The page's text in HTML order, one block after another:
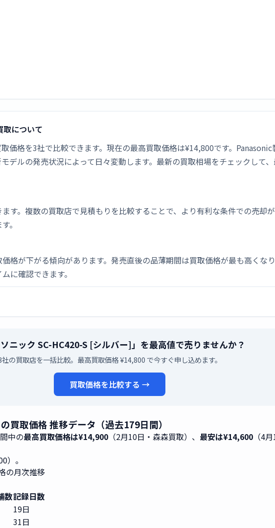
について
価格を3社で比較できます。現在の最高買取価格は¥14,800です。
デルの発売状況によって日々変動します。最新の買取相場をチェックして
す。複数の買取店で見積もりを比較することで、より有利な条件での売却
。
格が下がる傾向があります。発売直後の品薄期間は買取価格が最も高くな
に確認できます。
ニック SC-HC420-S [シルバー]」を最高値で売りませんか？
の買取店を一括比較。最高買取価格 ¥14,800 で今すぐ申し込めます。
買取価格を比較する →
買取価格 推移データ（過去179日間）
中の最高買取価格は¥14,900 （2月10日・森森買取）、 最安は¥14,600 （4
）。
の月次推移
数記録日数
19日
31日